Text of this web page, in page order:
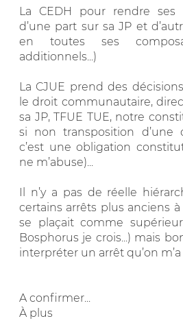
La CEDH pour rendre ses
d’une part sur sa JP et
en toutes ses
additionnels...)
La CJUE prend des
le droit communautaire,
sa JP, TFUE TUE, notre
si non transposition d’une
c’est une obligation
ne m’abuse)...
Il n’y a pas de réelle
certains arrêts plus anciens
se plaçait comme
Bosphorus je crois...) mais
interpréter un arrêt qu’on m’a
A confirmer...
À plus